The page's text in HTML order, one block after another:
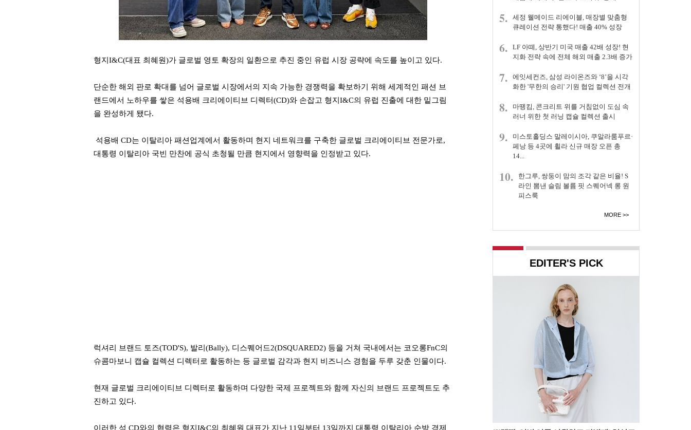
형지I&C(대표 최혜원)가 글로벌 영토 확장의 일환으로 추진 중인 유럽 시장 공략에 속도를 높이고 있다.
단순한 해외 판로 확대를 넘어 글로벌 시장에서의 지속 가능한 경쟁력을 확보하기 위해 세계적인 패션 브
랜드에서 노하우를 쌓은 석용배 크리에이티브 디렉터(CD)와 손잡고 형지I&C의 유럽 진출에 대한 밑그림
을 완성하게 됐다.
석용배 CD는 이탈리아 패션업계에서 활동하며 현지 네트워크를 구축한 글로벌 크리에이티브 전문가로,
대통령 이탈리아 국빈 만찬에 공식 초청될 만큼 현지에서 영향력을 인정받고 있다.
럭셔리 브랜드 토즈(TOD'S), 발리(Bally), 디스퀘어드2(DSQUARED2) 등을 거쳐 국내에서는 코오롱FnC의
슈콤마보니 캡슐 컬렉션 디렉터로 활동하는 등 글로벌 감각과 현지 비즈니스 경험을 두루 갖춘 인물이다.
현재 글로벌 크리에이티브 디렉터로 활동하며 다양한 국제 프로젝트와 함께 자신의 브랜드 프로젝트도 추
진하고 있다.
이러한 석 CD와의 협력은 형지I&C의 최혜원 대표가 지난 11일부터 13일까지 대통령 이탈리아 순방 경제
5.
세정 웰메이드 리에이블, 매장별 맞춤형
큐레이션 전략 통했다! 매출 40% 성장
6.
LF 아떼, 상반기 미국 매출 42배 성장! 현
지화 전략 속에 전체 해외 매출 2.3배 증가
7.
에잇세컨즈, 삼성 라이온즈와 ‘8’을 시각
화한 '무한의 승리' 기원 협업 컬렉션 전개
8.
마뗑킴, 콘크리트 위를 거침없이 도심 속
러너 위한 첫 러닝 캡슐 컬렉션 출시
9.
미스토홀딩스 말레이시아, 쿠알라룸푸르·
페낭 등 4곳에 휠라 신규 매장 오픈 총
14...
10.
한그루, 쌍둥이 맘의 조각 같은 비율! S
라인 뽐낸 슬림 볼륨 핏 스퀘어넥 롱 원
피스룩
MORE
EDITER'S PICK